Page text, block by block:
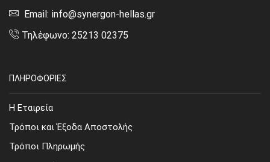
Email: info@synergon-hellas.gr
Τηλέφωνο: 25213 02375
ΠΛΗΡΟΦΟΡΙΕΣ
Η Εταιρεία
Τρόποι και Έξοδα Αποστολής
Τρόποι Πληρωμής